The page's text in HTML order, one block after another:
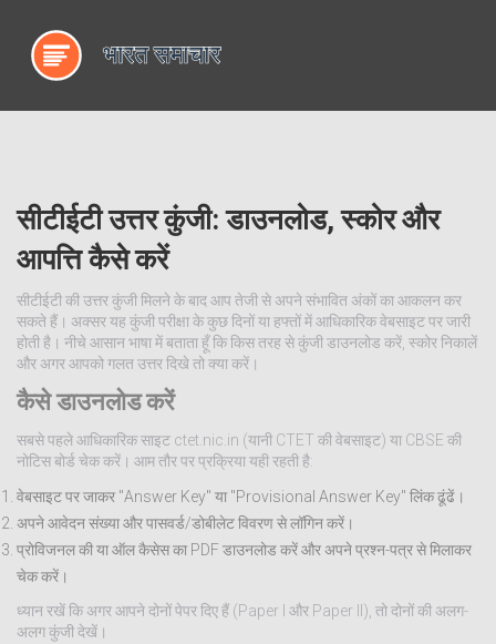
सीटीईटी उत्तर कुंजी: डाउनलोड, स्कोर और
आपत्ति कैसे करें
सीटीईटी की उत्तर कुंजी मिलने के बाद आप तेजी से अपने संभावित अंकों का आकलन कर
सकते हैं। अक्सर यह कुंजी परीक्षा के कुछ दिनों या हफ्तों में आधिकारिक वेबसाइट पर जारी
होती है। नीचे आसान भाषा में बताता हूँ कि किस तरह से कुंजी डाउनलोड करें, स्कोर निकालें
और अगर आपको गलत उत्तर दिखे तो क्या करें।
कैसे डाउनलोड करें
सबसे पहले आधिकारिक साइट ctet.nic.in (यानी CTET की वेबसाइट) या CBSE की
नोटिस बोर्ड चेक करें। आम तौर पर प्रक्रिया यही रहती है:
वेबसाइट पर जाकर "Answer Key" या "Provisional Answer Key" लिंक ढूंढें।
अपने आवेदन संख्या और पासवर्ड/डोबीलेट विवरण से लॉगिन करें।
प्रोविजनल की या ऑल कैसेस का PDF डाउनलोड करें और अपने प्रश्न-पत्र से मिलाकर
चेक करें।
ध्यान रखें कि अगर आपने दोनों पेपर दिए हैं (Paper I और Paper II), तो दोनों की अलग-
अलग कुंजी देखें।